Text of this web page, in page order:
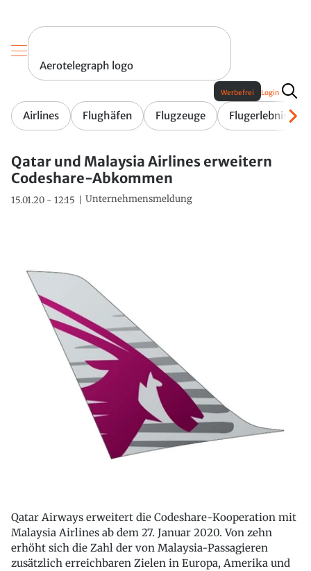
Aerotelegraph logo
Airlines Flughäfen Flugzeuge Flugerlebnis
Werbefrei Login
Qatar und Malaysia Airlines erweitern
Codeshare-Abkommen
15.01.20 - 12:15 Unternehmensmeldung
Qatar Airways erweitert die Codeshare-Kooperation mit
Malaysia Airlines ab dem 27. Januar 2020. Von zehn
erhöht sich die Zahl der von Malaysia-Passagieren
zusätzlich erreichbaren Zielen in Europa, Amerika und